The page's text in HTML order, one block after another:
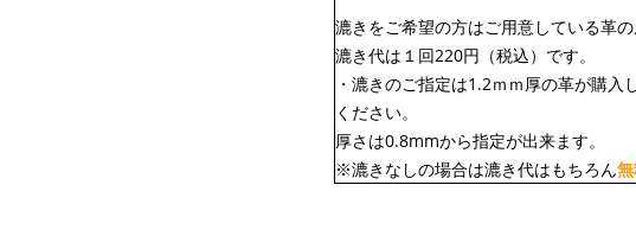
漉きをご希望の方はご用意している革
漉き代は１回220円（税込）です。
・漉きのご指定は1.2ｍｍ厚の革が購
ください。
厚さは0.8mmから指定が出来ます。
※漉きなしの場合は漉き代はもちろん